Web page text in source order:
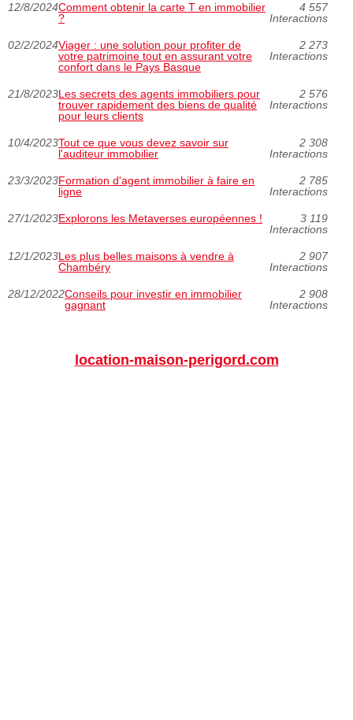
12/8/2024Comment obtenir la carte T en immobilier
?
4 557
Interactions
02/2/2024Viager : une solution pour profiter de
votre patrimoine tout en assurant votre
confort dans le Pays Basque
2 273
Interactions
21/8/2023Les secrets des agents immobiliers pour
trouver rapidement des biens de qualité
pour leurs clients
2 576
Interactions
10/4/2023Tout ce que vous devez savoir sur
l'auditeur immobilier
2 308
Interactions
23/3/2023Formation d'agent immobilier à faire en
ligne
2 785
Interactions
27/1/2023Explorons les Metaverses européennes !
3 119
Interactions
12/1/2023Les plus belles maisons à vendre à
Chambéry
2 907
Interactions
28/12/2022Conseils pour investir en immobilier
gagnant
2 908
Interactions
location-maison-perigord.com